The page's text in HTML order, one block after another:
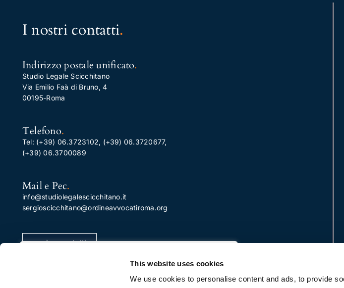
This website uses cookies
We use cookies to personalise content and ads, to provide
Utilizziamo i cookie per migliorare la tua esperienza di
I nostri contatti.
Indirizzo postale unificato.
Studio Legale Scicchitano
Via Emilio Faà di Bruno, 4
00195-Roma
Telefono.
Tel: (+39) 06.3723102, (+39) 06.3720677,
(+39) 06.3700089
Mail e Pec.
info@studiolegalescicchitano.it
sergioscicchitano@ordineavvocatiroma.org
pagina contatti